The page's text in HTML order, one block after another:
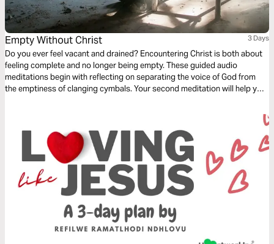
Empty Without Christ 3 Days
Do you ever feel vacant and drained? Encountering Christ is both about
feeling complete and no longer being empty. These guided audio
meditations begin with reflecting on separating the voice of God from
the emptiness of clanging cymbals. Your second meditation will help you